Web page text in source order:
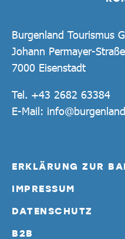
Burgenland Tourismus
Johann Permayer-
7000 Eisenstadt
Tel. +43 2682 63384
E-Mail:
ERKLÄRUNG ZUR
IMPRESSUM
DATENSCHUTZ
B2B